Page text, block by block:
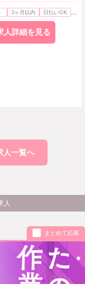
3ヶ月以内 日払いOK ...
人詳細を見る
人一覧へ
人
まとめて応募